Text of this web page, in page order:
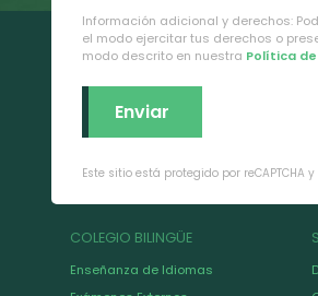
Información adicional y derechos:
el modo ejercitar tus derechos o
modo descrito en nuestra Política
Este sitio está protegido por reCAPTCHA
COLEGIO BILINGÜE
Enseñanza de Idiomas